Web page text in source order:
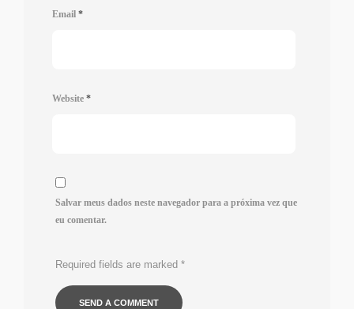
Email *
Website *
Salvar meus dados neste navegador para a próxima vez que
eu comentar.
Required fields are marked *